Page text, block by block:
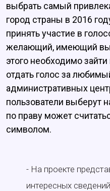
выбрать самый
город страны в 2016
принять участие в
желающий, имеющий
этого необходимо зайти
отдать голос за
административных
пользователи выберут
по праву может
символом.
- На проекте
интересных